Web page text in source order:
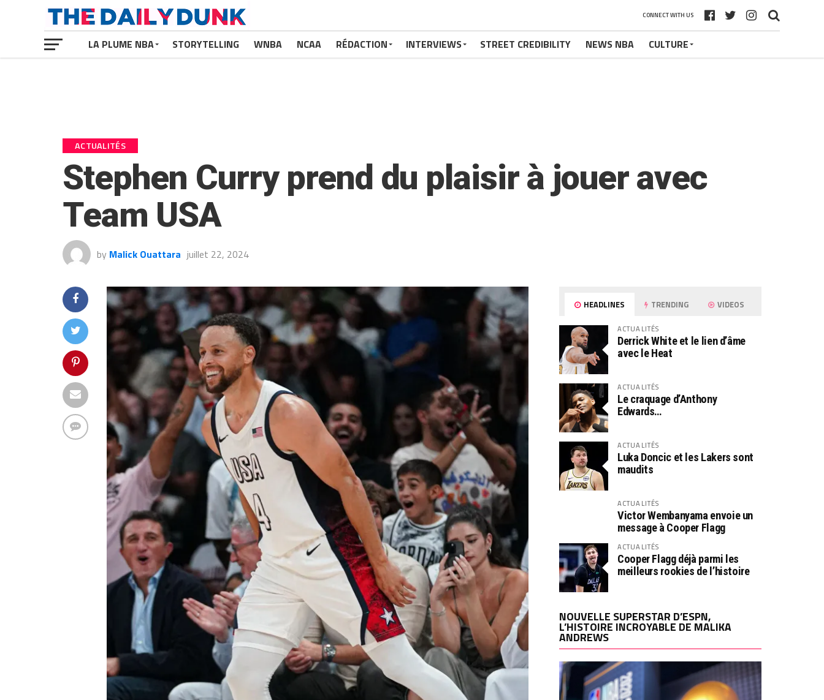
CONNECT WITH US
LA PLUME NBA STORYTELLING WNBA NCAA RÉDACTION INTERVIEWS STREET CREDIBILITY NEWS NBA CULTURE
ACTUALITÉS
Stephen Curry prend du plaisir à jouer avec
Team USA
by Malick Ouattara juillet 22, 2024
HEADLINES TRENDING VIDEOS
ACTUALITÉS
Derrick White et le lien d’âme
avec le Heat
ACTUALITÉS
Le craquage d’Anthony
Edwards…
ACTUALITÉS
Luka Doncic et les Lakers sont
maudits
ACTUALITÉS
Victor Wembanyama envoie un
message à Cooper Flagg
ACTUALITÉS
Cooper Flagg déjà parmi les
meilleurs rookies de l’histoire
NOUVELLE SUPERSTAR D’ESPN,
L’HISTOIRE INCROYABLE DE MALIKA
ANDREWS